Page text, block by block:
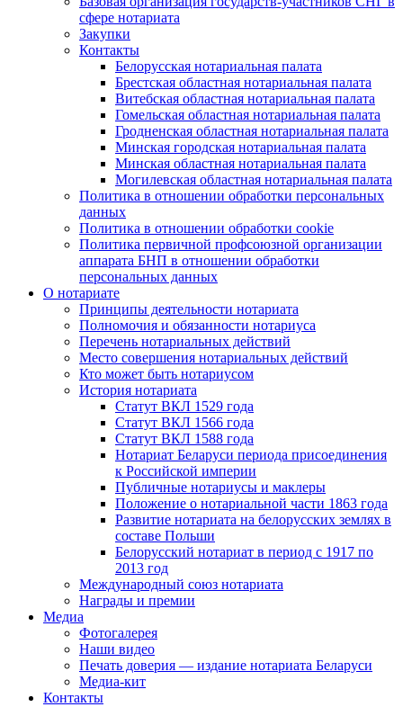
сфере нотариата
Закупки
Контакты
Белорусская нотариальная палата
Брестская областная нотариальная палата
Витебская областная нотариальная палата
Гомельская областная нотариальная палата
Гродненская областная нотариальная палата
Минская городская нотариальная палата
Минская областная нотариальная палата
Могилевская областная нотариальная палата
Политика в отношении обработки персональных
данных
Политика в отношении обработки cookie
Политика первичной профсоюзной организации
аппарата БНП в отношении обработки
персональных данных
О нотариате
Принципы деятельности нотариата
Полномочия и обязанности нотариуса
Перечень нотариальных действий
Место совершения нотариальных действий
Кто может быть нотариусом
История нотариата
Статут ВКЛ 1529 года
Статут ВКЛ 1566 года
Статут ВКЛ 1588 года
Нотариат Беларуси периода присоединения
к Российской империи
Публичные нотариусы и маклеры
Положение о нотариальной части 1863 года
Развитие нотариата на белорусских землях в
составе Польши
Белорусский нотариат в период с 1917 по
2013 год
Международный союз нотариата
Награды и премии
Медиа
Фотогалерея
Наши видео
Печать доверия — издание нотариата Беларуси
Медиа-кит
Контакты